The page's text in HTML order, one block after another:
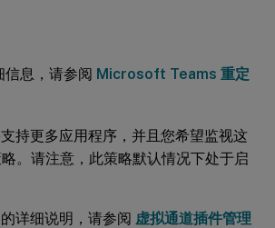
息，请参阅 Microsoft Teams 重定
持更多应用程序，并且您希望监视这
。请注意，此策略默认情况下处于启
详细说明，请参阅 虚拟通道插件管理